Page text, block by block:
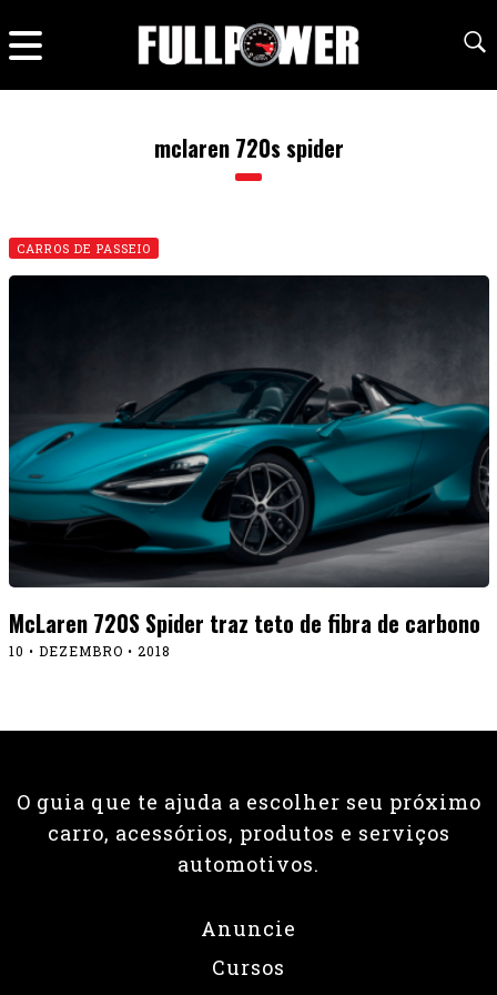
mclaren 720s spider
CARROS DE PASSEIO
McLaren 720S Spider traz teto de fibra de carbono
10 • DEZEMBRO • 2018
O guia que te ajuda a escolher seu próximo
carro, acessórios, produtos e serviços
automotivos.
Anuncie
Cursos